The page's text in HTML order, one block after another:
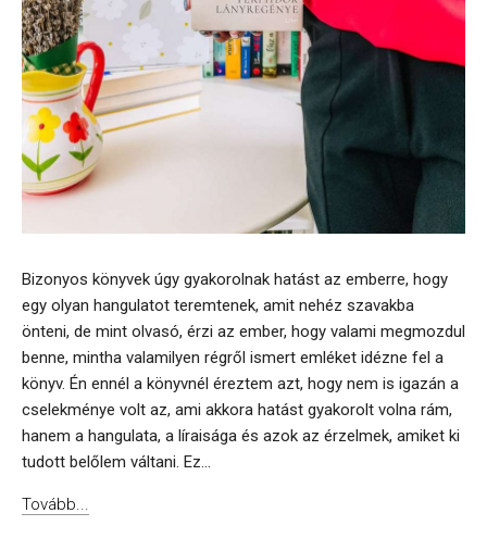
Bizonyos könyvek úgy gyakorolnak hatást az emberre, hogy
egy olyan hangulatot teremtenek, amit nehéz szavakba
önteni, de mint olvasó, érzi az ember, hogy valami megmozdul
benne, mintha valamilyen régről ismert emléket idézne fel a
könyv. Én ennél a könyvnél éreztem azt, hogy nem is igazán a
cselekménye volt az, ami akkora hatást gyakorolt volna rám,
hanem a hangulata, a líraisága és azok az érzelmek, amiket ki
tudott belőlem váltani. Ez...
Tovább...